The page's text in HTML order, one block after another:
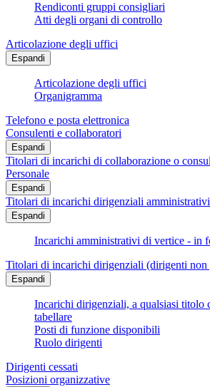
Rendiconti gruppi consigliari
Atti degli organi di controllo
Articolazione degli uffici
Espandi
Articolazione degli uffici
Organigramma
Telefono e posta elettronica
Consulenti e collaboratori
Espandi
Titolari di incarichi di collaborazione o
Personale
Espandi
Titolari di incarichi dirigenziali
Espandi
Incarichi amministrativi di vertice - in
Titolari di incarichi dirigenziali (dirigenti non
Espandi
Incarichi dirigenziali, a qualsiasi titolo
tabellare
Posti di funzione disponibili
Ruolo dirigenti
Dirigenti cessati
Posizioni organizzative